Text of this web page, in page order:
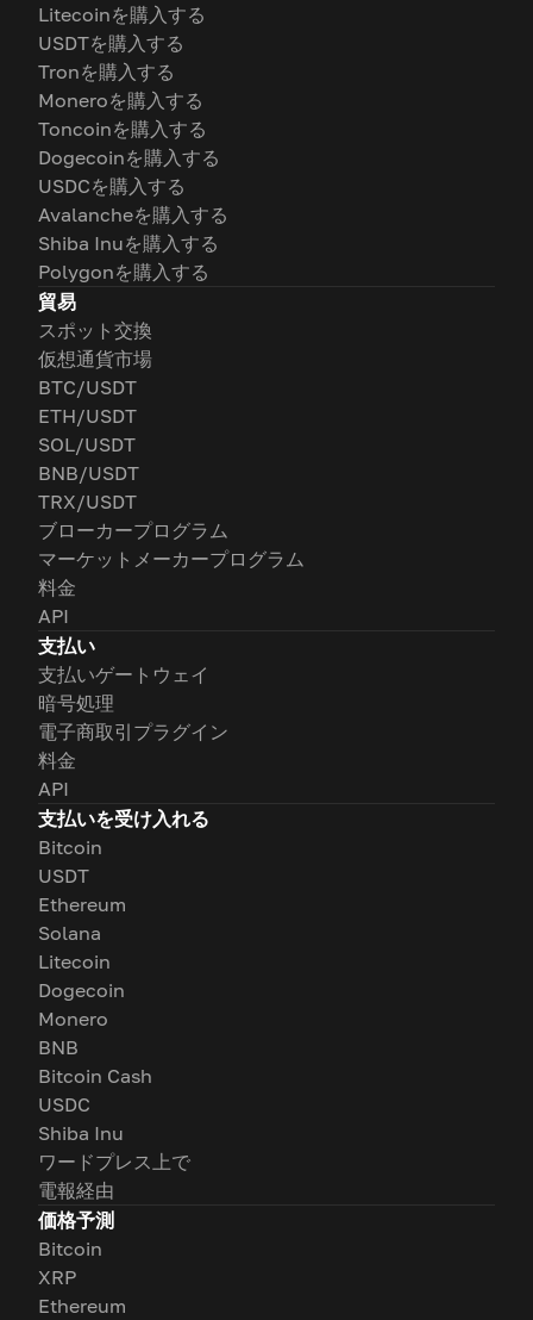
Litecoinを購入する
USDTを購入する
Tronを購入する
Moneroを購入する
Toncoinを購入する
Dogecoinを購入する
USDCを購入する
Avalancheを購入する
Shiba Inuを購入する
Polygonを購入する
貿易
スポット交換
仮想通貨市場
BTC/USDT
ETH/USDT
SOL/USDT
BNB/USDT
TRX/USDT
ブローカープログラム
マーケットメーカープログラム
料金
API
支払い
支払いゲートウェイ
暗号処理
電子商取引プラグイン
料金
API
支払いを受け入れる
Bitcoin
USDT
Ethereum
Solana
Litecoin
Dogecoin
Monero
BNB
Bitcoin Cash
USDC
Shiba Inu
ワードプレス上で
電報経由
価格予測
Bitcoin
XRP
Ethereum